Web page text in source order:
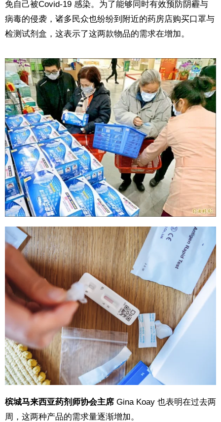
免自己被Covid-19 感染。为了能够同时有效预防阴霾与
病毒的侵袭，诸多民众也纷纷到附近的药房店购买口罩与
检测试剂盒，这表示了这两款物品的需求在增加。
槟城马来西亚药剂师协会主席 Gina Koay 也表明在过去两
周，这两种产品的需求量逐渐增加。